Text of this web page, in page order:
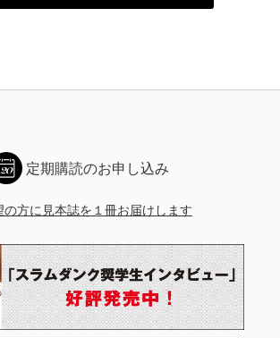
定期購読のお申し込み
の方に見本誌を１冊お届けします